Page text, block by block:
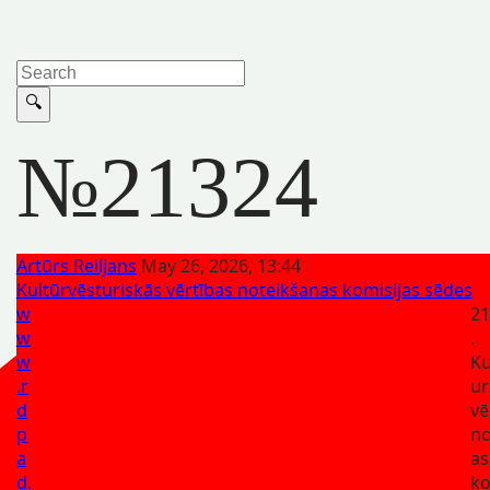
№21324
Artūrs Reiljans May 26, 2026, 13:44
Kultūrvēsturiskās vērtības noteikšanas komisijas sēdes
w
w
w
.r
d
p
a
d.
.
as